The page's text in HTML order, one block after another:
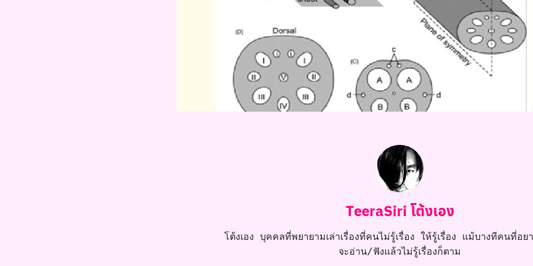
TeeraSiri โต้งเอง
โต้งเอง บุคคลที่พยายามเล่าเรื่องที่คนไม่รู้เรื่อง ให้รู้เรื่อง แม้บางทีคนที่อยา
จะอ่าน/ฟังแล้วไม่รู้เรื่องก็ตาม